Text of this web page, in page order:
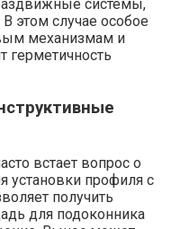
системы,
этом случае особое
механизмам и
герметичность
встает вопрос о
установки профиля с
получить
для подоконника